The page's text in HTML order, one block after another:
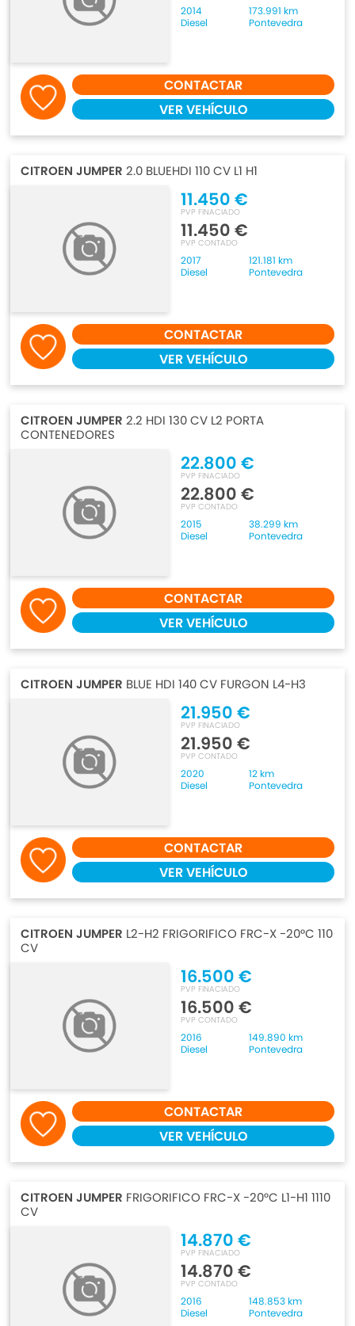
2014
173.991 km
Diesel
Pontevedra
CONTACTAR
VER VEHÍCULO
CITROEN JUMPER 2.0 BLUEHDI 110 CV L1 H1
11.450 €
PVP FINACIADO
11.450 €
PVP CONTADO
2017
121.181 km
Diesel
Pontevedra
CONTACTAR
VER VEHÍCULO
CITROEN JUMPER 2.2 HDI 130 CV L2 PORTA
CONTENEDORES
22.800 €
PVP FINACIADO
22.800 €
PVP CONTADO
2015
38.299 km
Diesel
Pontevedra
CONTACTAR
VER VEHÍCULO
CITROEN JUMPER BLUE HDI 140 CV FURGON L4-H3
21.950 €
PVP FINACIADO
21.950 €
PVP CONTADO
2020
12 km
Diesel
Pontevedra
CONTACTAR
VER VEHÍCULO
CITROEN JUMPER L2-H2 FRIGORIFICO FRC-X -20°C 110
CV
16.500 €
PVP FINACIADO
16.500 €
PVP CONTADO
2016
149.890 km
Diesel
Pontevedra
CONTACTAR
VER VEHÍCULO
CITROEN JUMPER FRIGORIFICO FRC-X -20°C L1-H1 1110
CV
14.870 €
PVP FINACIADO
14.870 €
PVP CONTADO
2016
148.853 km
Diesel
Pontevedra